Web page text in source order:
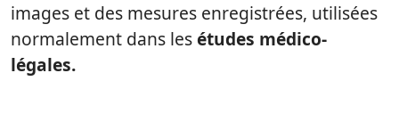
images et des mesures enregistrées, utilisées
normalement dans lesétudes médico-
légales.